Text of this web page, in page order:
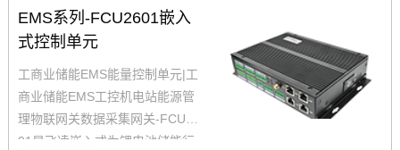
需求，2路千兆网口，其中1路支
持TSN，2通道MIPI-CSI摄像头
接口，引出处理器所有可引出功
能，并确保信号和电源完整性，i
MX9352高性能，低成本的解决
方案
EMS系列-FCU2601嵌入
式控制单元
工商业储能EMS能量控制单元|工
商业储能EMS工控机电站能源管
理物联网关数据采集网关-FCU26
01是飞凌嵌入式为锂电池储能行